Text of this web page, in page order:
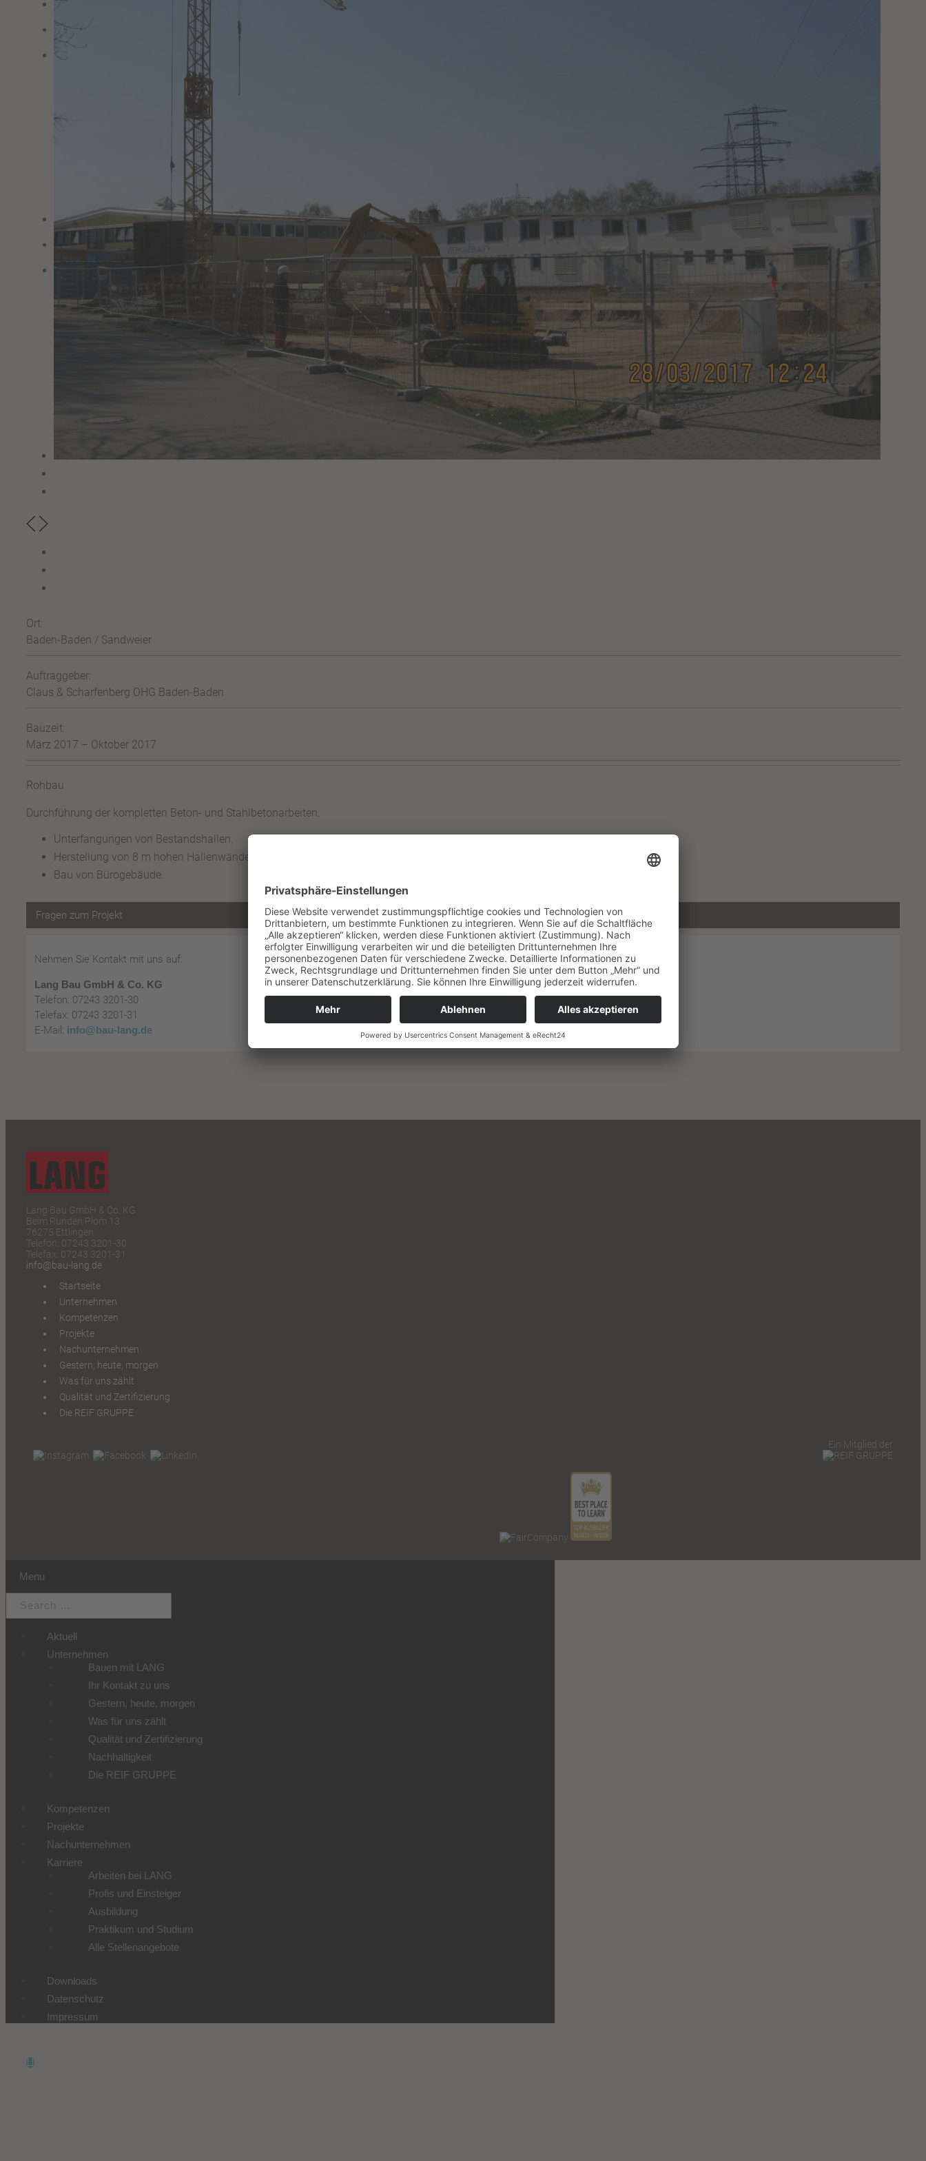
Projekte
Nachunternehmen
Praktikum und Studium
Downloads
Datenschutz
Impressum
Ort:
Baden-Baden / Sandweier
Auftraggeber:
Claus & Scharfenberg OHG Baden-Baden
Bauzeit:
März 2017 – Oktober 2017
Rohbau
Durchführung der kompletten Beton- und Stahlbetonarbeiten.
Unterfangungen von Bestandshallen.
Herstellung von 8 m hohen Hallenwänden mit Halbfertigteillösungen.
Bau von Bürogebäude.
Fragen zum Projekt
Nehmen Sie Kontakt mit uns auf:
Lang Bau GmbH & Co. KG
Telefon: 07243 3201-30
Telefax: 07243 3201-31
E-Mail: info@bau-lang.de
Lang Bau GmbH & Co. KG
Beim Runden Plom 13
76275 Ettlingen
Telefon: 07243 3201-30
Telefax: 07243 3201-31
info@bau-lang.de
Startseite
Unternehmen
Kompetenzen
Projekte
Nachunternehmen
Gestern, heute, morgen
Was für uns zählt
Qualität und Zertifizierung
Die REIF GRUPPE
Ein Mitglied der
Menu
Aktuell
Unternehmen
Bauen mit LANG
Ihr Kontakt zu uns
Gestern, heute, morgen
Was für uns zählt
Qualität und Zertifizierung
Nachhaltigkeit
Die REIF GRUPPE
Kompetenzen
Projekte
Nachunternehmen
Karriere
Arbeiten bei LANG
Profis und Einsteiger
Ausbildung
Praktikum und Studium
Alle Stellenangebote
Downloads
Datenschutz
Impressum